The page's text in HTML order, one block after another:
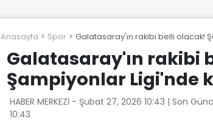
Anasayfa Spor Galatasaray'ın rakibi belli olacak!
Galatasaray'ın rakibi
Şampiyonlar Ligi'nde
HABER MERKEZİ - Şubat 27, 2026 10:43 | Son
10:43